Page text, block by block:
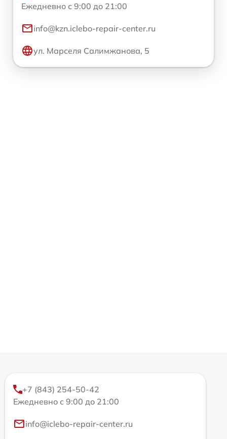
Ежедневно с 9:00 до 21:00
info@kzn.iclebo-repair-center.ru
ул. Марселя Салимжанова, 5
+7 (843) 254-50-42
Ежедневно с 9:00 до 21:00
info@iclebo-repair-center.ru